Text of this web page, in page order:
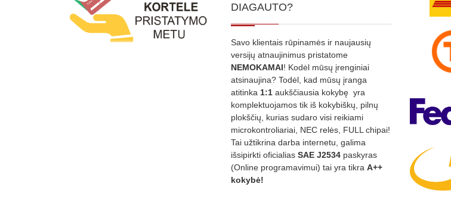
DIAGAUTO?
Savo klientais rūpinamės ir naujausių
versijų atnaujinimus pristatome
NEMOKAMAI! Kodėl mūsų įrenginiai
atsinaujina? Todėl, kad mūsų įranga
atitinka 1:1 aukščiausia kokybę yra
komplektuojamos tik iš kokybiškų, pilnų
plokščių, kurias sudaro visi reikiami
microkontroliariai, NEC relės, FULL chipai!
Tai užtikrina darba internetu, galima
išsipirkti oficialias SAE J2534 paskyras
(Online programavimui) tai yra tikra A++
kokybė!